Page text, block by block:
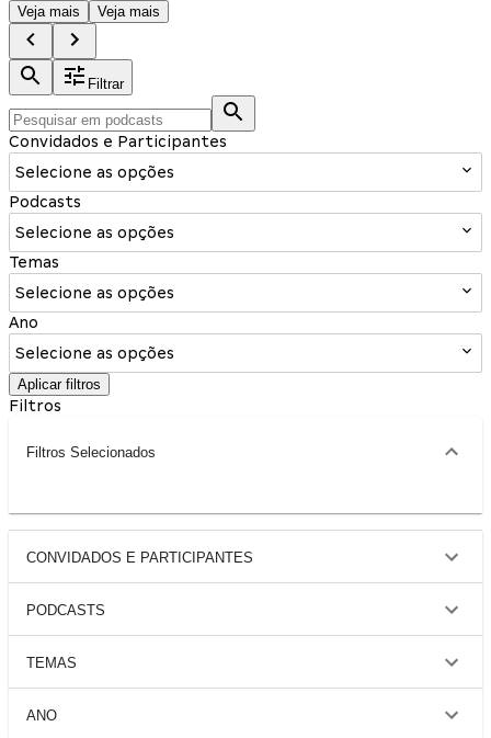
Veja mais
Veja mais
Filtrar
Convidados e Participantes
Selecione as opções
Podcasts
Selecione as opções
Temas
Selecione as opções
Ano
Selecione as opções
Aplicar filtros
Filtros
Filtros Selecionados
CONVIDADOS E PARTICIPANTES
PODCASTS
TEMAS
ANO